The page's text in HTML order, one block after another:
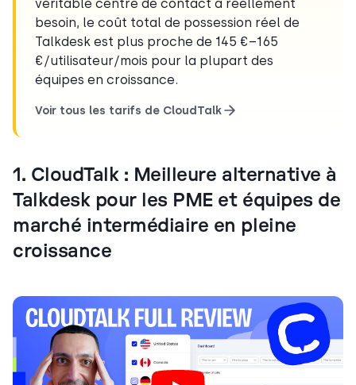
véritable centre de contact a réellement
besoin, le coût total de possession réel de
Talkdesk est plus proche de 145 €–165
€/utilisateur/mois pour la plupart des
équipes en croissance.
Voir tous les tarifs de CloudTalk
1. CloudTalk : Meilleure alternative à
Talkdesk pour les PME et équipes de
marché intermédiaire en pleine
croissance